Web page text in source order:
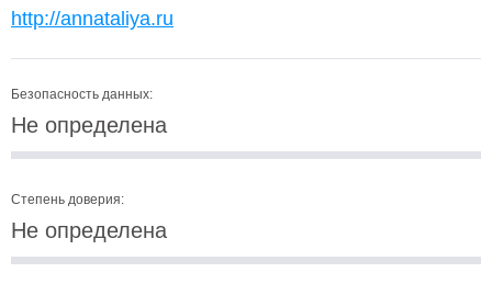
http://annataliya.ru
Безопасность данных:
Не определена
Степень доверия:
Не определена